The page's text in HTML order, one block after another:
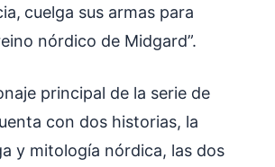
cuelga sus armas para
nórdico de Midgard”.
principal de la serie de
con dos historias, la
y mitología nórdica, las dos